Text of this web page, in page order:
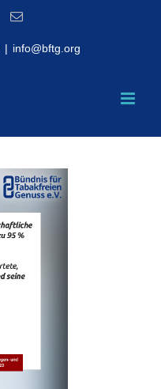
Email
| info@bftg.org